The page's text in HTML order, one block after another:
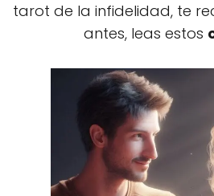
tarot de la infidelidad, te
antes, leas estos